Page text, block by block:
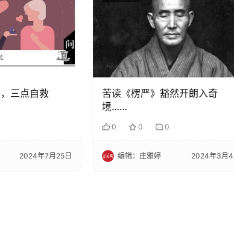
三点自救
2024年7月25日
苦读《楞严》豁然开朗入奇
境……
0 0 0
编辑：庄雅婷 2024年3月